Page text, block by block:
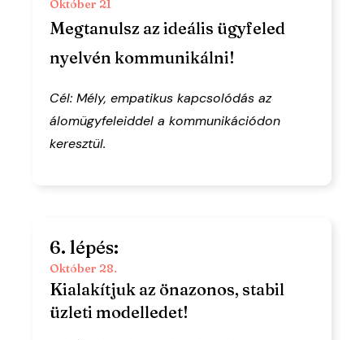
Október 21
Megtanulsz az ideális ügyfeled
nyelvén kommunikálni!
Cél: Mély, empatikus kapcsolódás az
álomügyfeleiddel a kommunikációdon
keresztül.
6. lépés:
Október 28.
Kialakítjuk az önazonos, stabil
üzleti modelledet!